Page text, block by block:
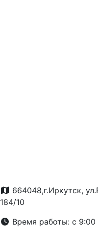
664048,г.Иркутск,
184/10
Время работы: с 9:00